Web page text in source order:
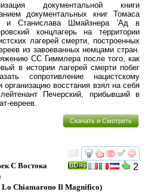
документальной книги
документальных книг Томаса
и Станислава Шмайзнера 'Ад в
концлагерь на территории
лагерей смерти, построенных
из завоеванных немцами стран.
СС Гиммлера после того, как
в истории лагерей смерти побег
сопротивление нацистскому
восстания взял на себя
Печерский, прибывший в
евреев.
Скачать и Смотреть
смотреть
2
С Востока
Lo Chiamarono Il Magnifico)